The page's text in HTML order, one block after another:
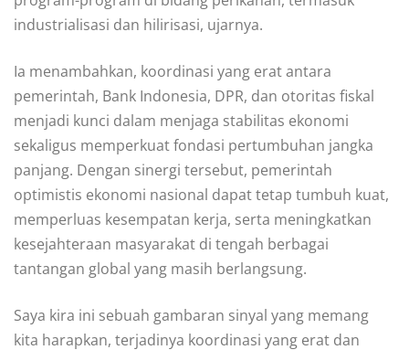
industrialisasi dan hilirisasi, ujarnya.
Ia menambahkan, koordinasi yang erat antara
pemerintah, Bank Indonesia, DPR, dan otoritas fiskal
menjadi kunci dalam menjaga stabilitas ekonomi
sekaligus memperkuat fondasi pertumbuhan jangka
panjang. Dengan sinergi tersebut, pemerintah
optimistis ekonomi nasional dapat tetap tumbuh kuat,
memperluas kesempatan kerja, serta meningkatkan
kesejahteraan masyarakat di tengah berbagai
tantangan global yang masih berlangsung.
Saya kira ini sebuah gambaran sinyal yang memang
kita harapkan, terjadinya koordinasi yang erat dan